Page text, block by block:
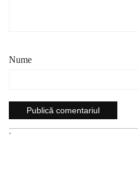
Nume
`